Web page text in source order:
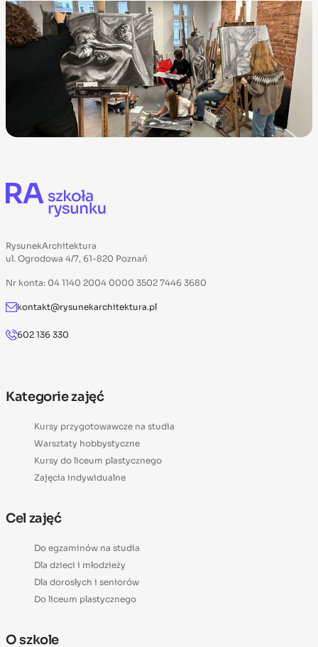
RysunekArchitektura
ul. Ogrodowa 4/7, 61-820 Poznań
Nr konta: 04 1140 2004 0000 3502 7446 3680
kontakt@rysunekarchitektura.pl
602 136 330
Kategorie zajęć
Kursy przygotowawcze na studia
Warsztaty hobbystyczne
Kursy do liceum plastycznego
Zajęcia indywidualne
Cel zajęć
Do egzaminów na studia
Dla dzieci i młodzieży
Dla dorosłych i seniorów
Do liceum plastycznego
O szkole